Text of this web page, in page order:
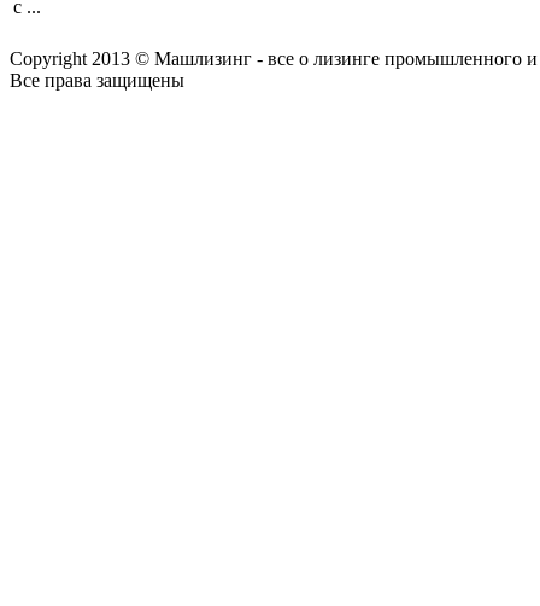
с ...
Copyright 2013 © Машлизинг - все о лизинге промышленного и
Все права защищены